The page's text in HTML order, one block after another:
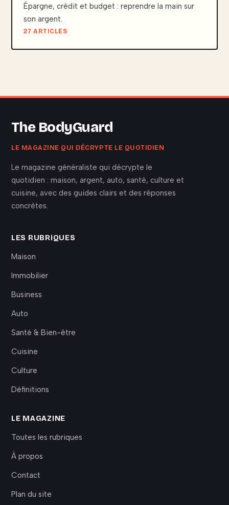
Épargne, crédit et budget : reprendre la main sur
son argent.
27 ARTICLES
The BodyGuard
LE MAGAZINE QUI DÉCRYPTE LE QUOTIDIEN
Le magazine généraliste qui décrypte le
quotidien : maison, argent, auto, santé, culture et
cuisine, avec des guides clairs et des réponses
concrètes.
LES RUBRIQUES
Maison
Immobilier
Business
Auto
Santé & Bien-être
Cuisine
Culture
Définitions
LE MAGAZINE
Toutes les rubriques
À propos
Contact
Plan du site